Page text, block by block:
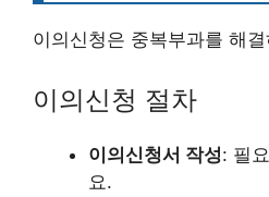
이의신청은 중복부과를 해
이의신청 절차
이의신청서 작성: 필
요.